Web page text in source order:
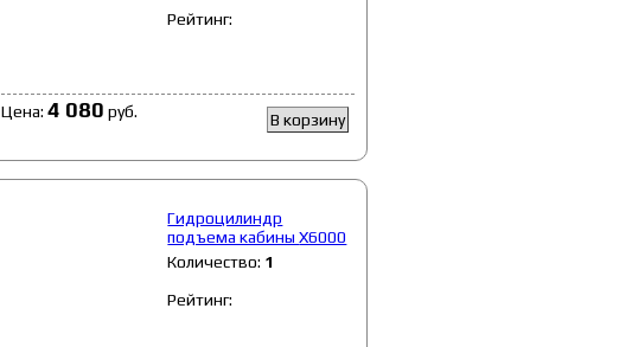
Рейтинг:
В корзину
Цена:4 080 руб.
Гидроцилиндр
подъема кабины Х6000
Количество: 1
Рейтинг: